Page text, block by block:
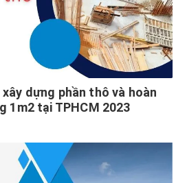
dựng phần thô và hoàn
1m2 tại TPHCM 2023